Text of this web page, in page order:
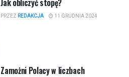
Jak obliczyć stopę?
PRZEZ REDAKCJA 11 GRUDNIA 2024
Zamożni Polacy w liczbach